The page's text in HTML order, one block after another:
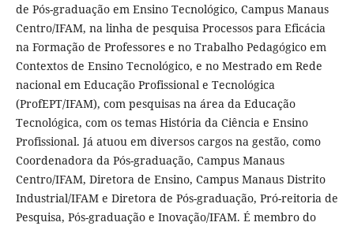
de Pós-graduação em Ensino Tecnológico, Campus Manaus
Centro/IFAM, na linha de pesquisa Processos para Eficácia
na Formação de Professores e no Trabalho Pedagógico em
Contextos de Ensino Tecnológico, e no Mestrado em Rede
nacional em Educação Profissional e Tecnológica
(ProfEPT/IFAM), com pesquisas na área da Educação
Tecnológica, com os temas História da Ciência e Ensino
Profissional. Já atuou em diversos cargos na gestão, como
Coordenadora da Pós-graduação, Campus Manaus
Centro/IFAM, Diretora de Ensino, Campus Manaus Distrito
Industrial/IFAM e Diretora de Pós-graduação, Pró-reitoria de
Pesquisa, Pós-graduação e Inovação/IFAM. É membro do